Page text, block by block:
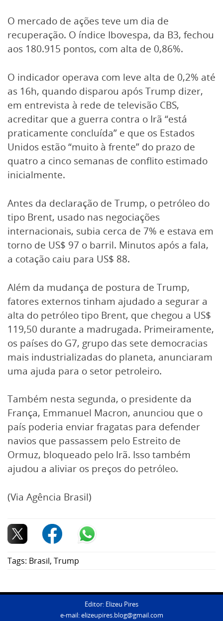
O mercado de ações teve um dia de
recuperação. O índice Ibovespa, da B3, fechou
aos 180.915 pontos, com alta de 0,86%.
O indicador operava com leve alta de 0,2% até
as 16h, quando disparou após Trump dizer,
em entrevista à rede de televisão CBS,
acreditar que ‌a guerra contra o Irã “está
‌praticamente concluída” e que os Estados
Unidos estão “muito à frente” do prazo de
quatro a ⁠cinco semanas de conflito estimado
inicialmente.
Antes da declaração de Trump, o petróleo do
tipo Brent, usado nas negociações
internacionais, subia cerca de 7% e estava em
torno de US$ 97 o barril. Minutos após a fala,
a cotação caiu para US$ 88.
Além da mudança de postura de Trump,
fatores externos tinham ajudado a segurar a
alta do petróleo tipo Brent, que chegou a US$
119,50 durante a madrugada. Primeiramente,
os países do G7, grupo das sete democracias
mais industrializadas do planeta, anunciaram
uma ajuda para o setor petroleiro.
Também nesta segunda, o presidente da
França, Emmanuel Macron, anunciou que o
país poderia enviar fragatas para defender
navios que passassem pelo Estreito de
Ormuz, bloqueado pelo Irã. Isso também
ajudou a aliviar os preços do petróleo.
(Via Agência Brasil)
Tags: Brasil, Trump
Editor: Elizeu Pires
e-mail:elizeupires.blog@gmail.com